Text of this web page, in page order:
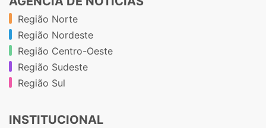
Região Norte
Região Nordeste
Região Centro-Oeste
Região Sudeste
Região Sul
INSTITUCIONAL